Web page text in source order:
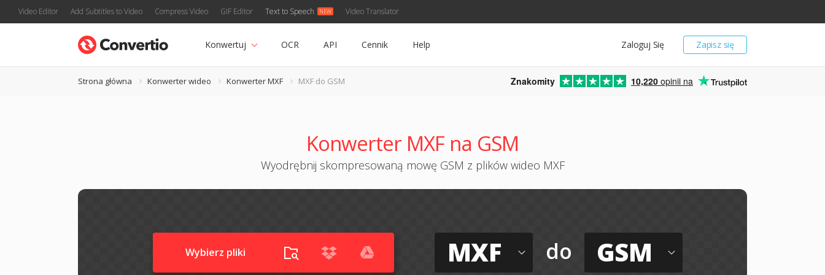
Video Editor Add Subtitles to Video Compress Video GIF Editor Text to Speech Video Translator
Zapisz się
Zaloguj Się
Konwertuj OCR API Cennik Help
Strona główna Konwerter wideo Konwerter MXF MXF do GSM Znakomity 10,220 opinii na
Konwerter MXF na GSM
Wyodrębnij skompresowaną mowę GSM z plików wideo MXF
Wybierz pliki MXF do GSM